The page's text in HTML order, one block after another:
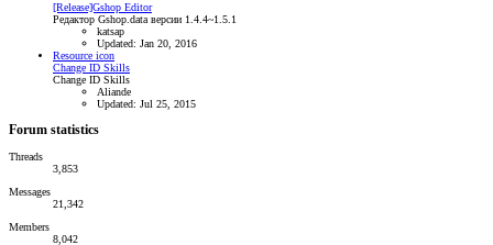
[Release]Gshop Editor
Редактор Gshop.data версии 1.4.4~1.5.1
katsap
Updated: Jan 20, 2016
Resource icon
Change ID Skills
Change ID Skills
Aliande
Updated: Jul 25, 2015
Forum statistics
Threads
3,853
Messages
21,342
Members
8,042